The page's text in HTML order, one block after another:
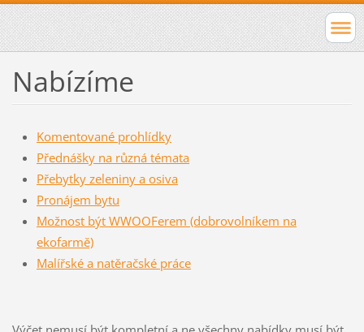
Nabízíme
Komentované prohlídky
Přednášky na různá témata
Přebytky zeleniny a osiva
Pronájem bytu
Možnost být WWOOFerem (dobrovolníkem na
ekofarmě)
Malířské a natěračské práce